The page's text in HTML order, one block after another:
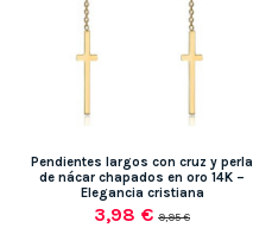
Pendientes largos con cruz y perla
de nácar chapados en oro 14K –
Elegancia cristiana
3,98 €9,95 €